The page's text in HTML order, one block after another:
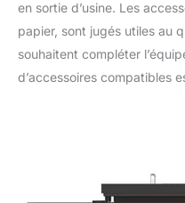
en sortie d’usine. Les
papier, sont jugés utiles au
souhaitent compléter
d’accessoires compatibles